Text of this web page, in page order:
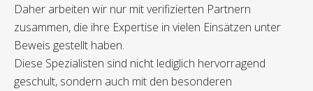
Daher arbeiten wir nur mit verifizierten Partnern
zusammen, die ihre Expertise in vielen Einsätzen unter
Beweis gestellt haben.
Diese Spezialisten sind nicht lediglich hervorragend
geschult, sondern auch mit den besonderen